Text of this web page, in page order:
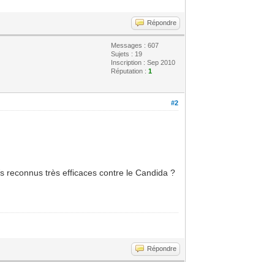
Répondre
Messages : 607
Sujets : 19
Inscription : Sep 2010
Réputation :1
#2
reconnus très efficaces contre le Candida ?
Répondre